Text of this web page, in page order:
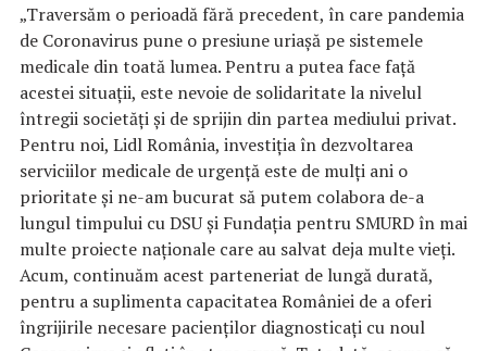
„Traversăm o perioadă fără precedent, în care pandemia
de Coronavirus pune o presiune uriașă pe sistemele
medicale din toată lumea. Pentru a putea face față
acestei situații, este nevoie de solidaritate la nivelul
întregii societăți și de sprijin din partea mediului privat.
Pentru noi, Lidl România, investiția în dezvoltarea
serviciilor medicale de urgență este de mulți ani o
prioritate și ne-am bucurat să putem colabora de-a
lungul timpului cu DSU și Fundația pentru SMURD în mai
multe proiecte naționale care au salvat deja multe vieți.
Acum, continuăm acest parteneriat de lungă durată,
pentru a suplimenta capacitatea României de a oferi
îngrijirile necesare pacienților diagnosticați cu noul